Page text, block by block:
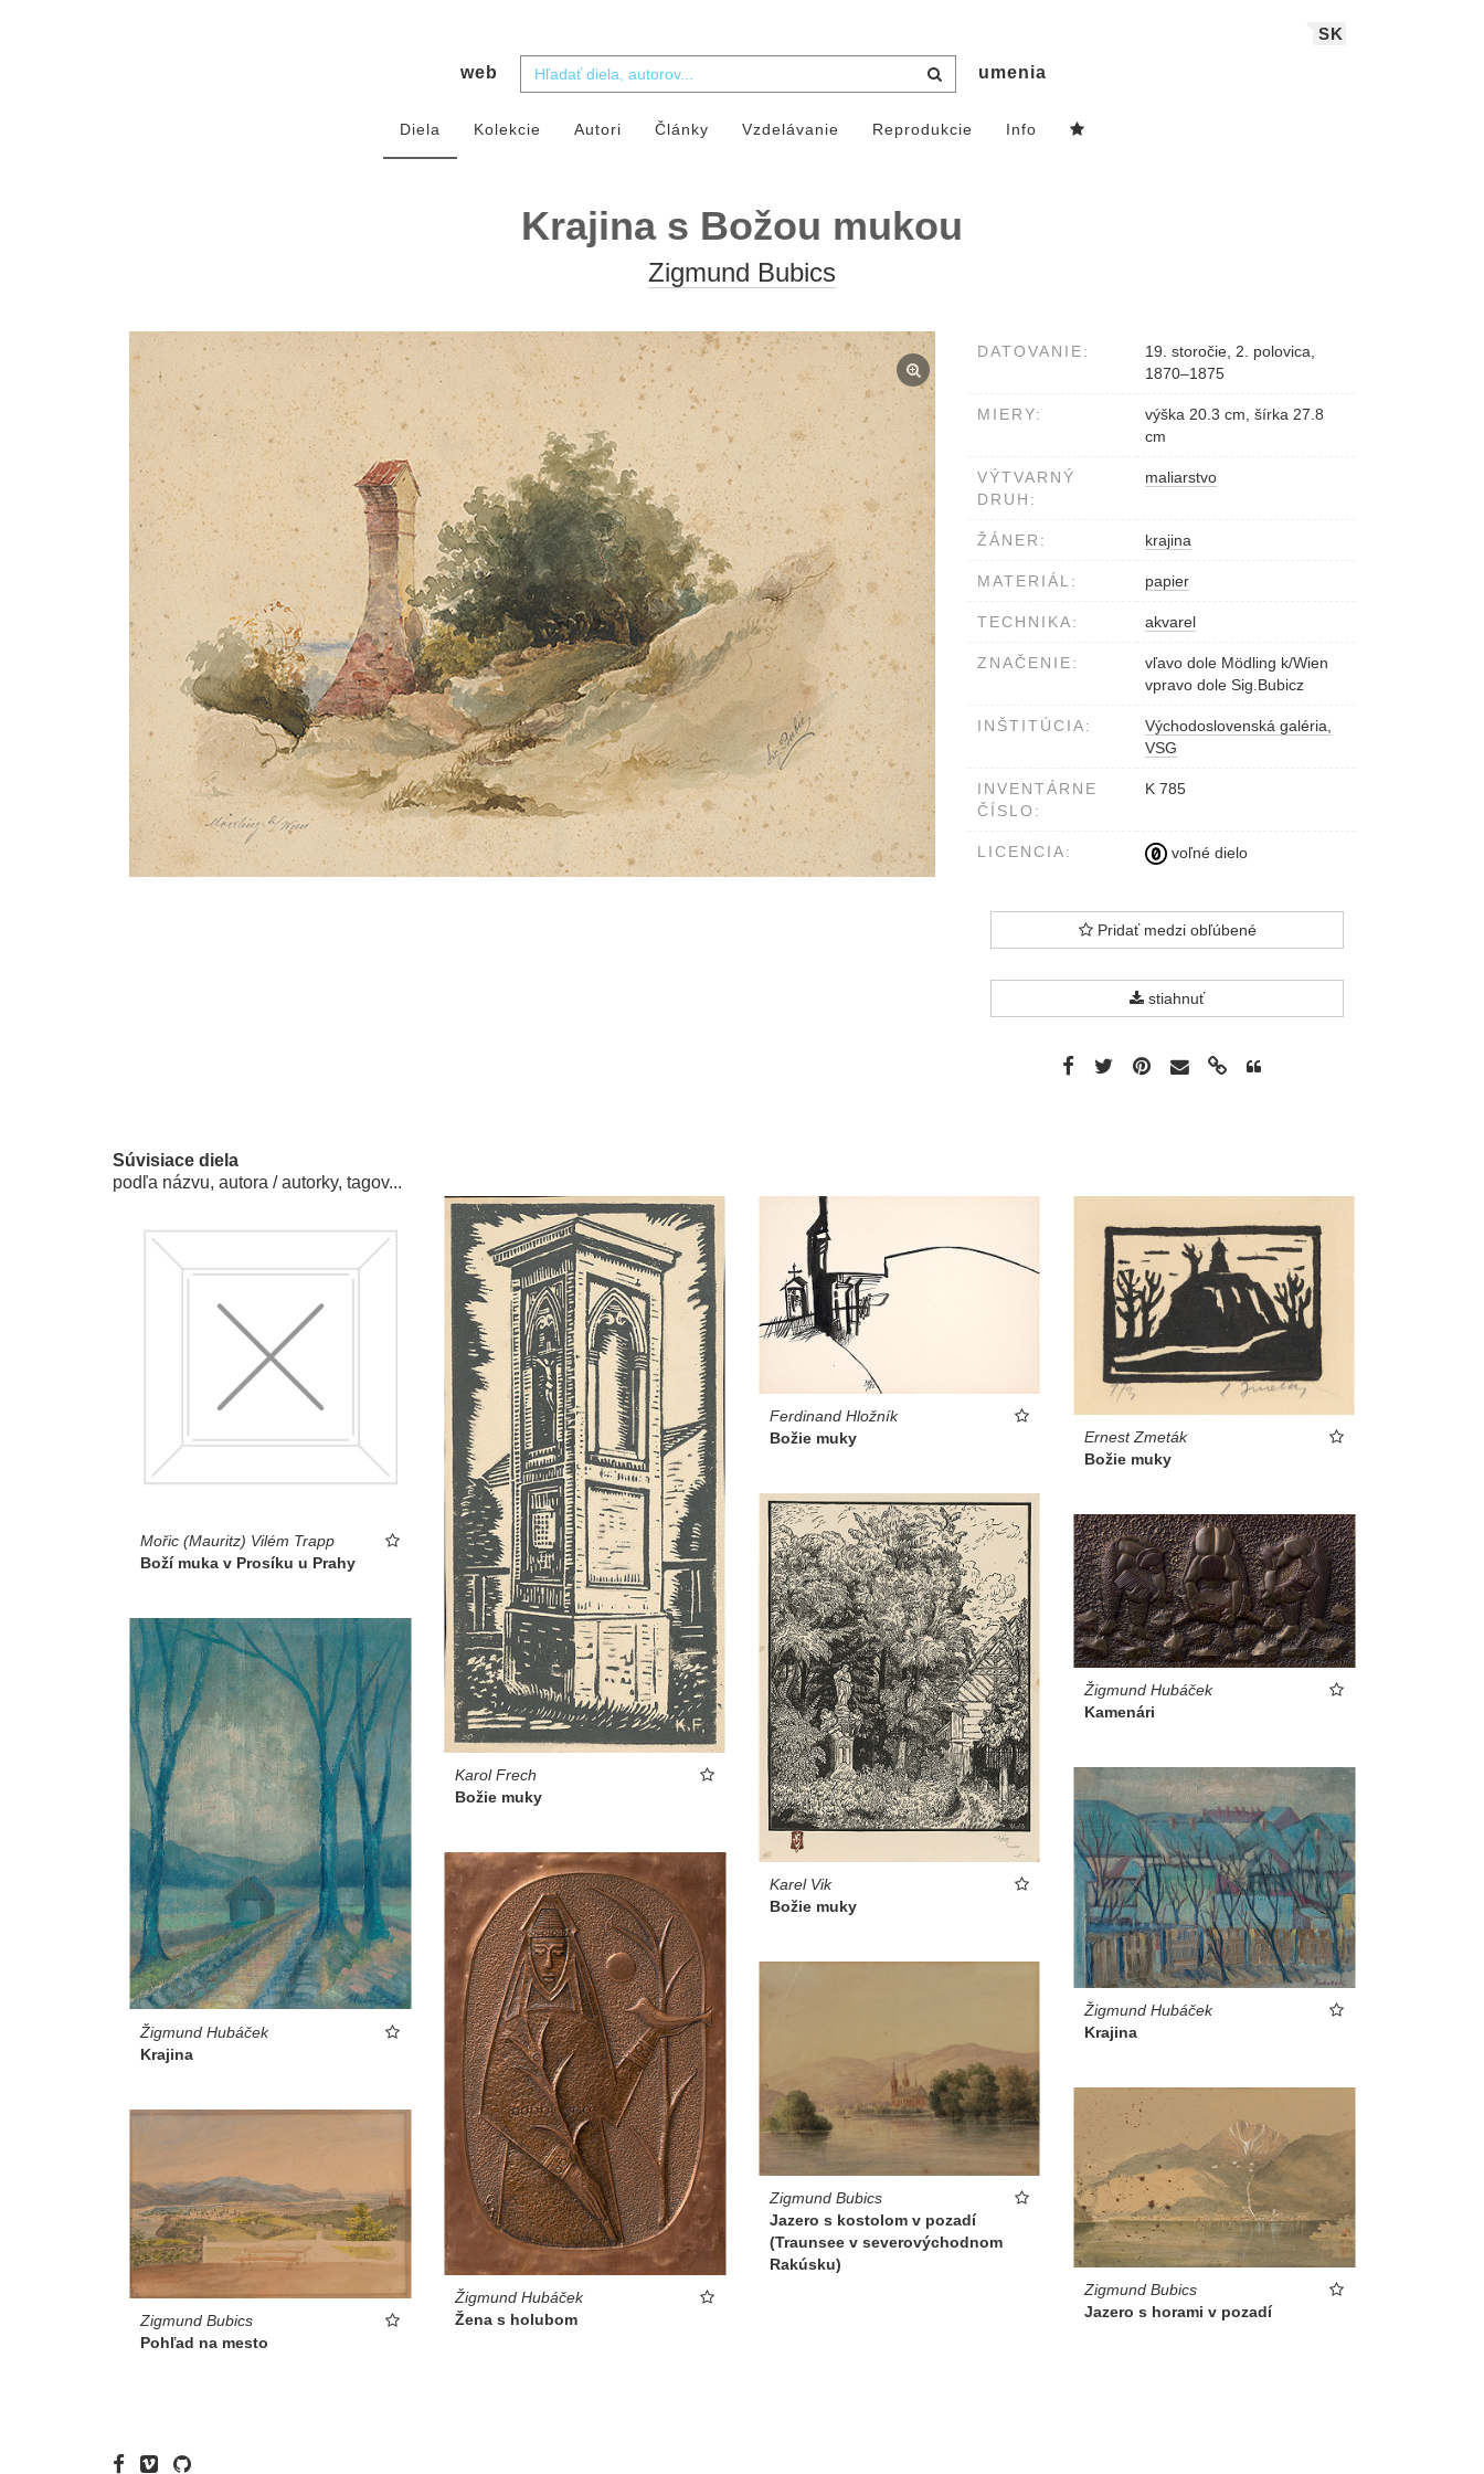
SK
web umenia
Diela Kolekcie Autori Články Vzdelávanie Reprodukcie Info
Krajina s Božou mukou
Zigmund Bubics
DATOVANIE:
19. storočie, 2. polovica,
1870–1875
MIERY:
výška 20.3 cm, šírka 27.8
cm
VÝTVARNÝ
DRUH:
maliarstvo
ŽÁNER: krajina
MATERIÁL: papier
TECHNIKA: akvarel
ZNAČENIE:
vľavo dole Mödling k/Wien
vpravo dole Sig.Bubicz
INŠTITÚCIA:
Východoslovenská galéria,
VSG
INVENTÁRNE
ČÍSLO:
K 785
LICENCIA: voľné dielo
Pridať medzi obľúbené
stiahnuť
Súvisiace diela
podľa názvu, autora / autorky, tagov...
Mořic (Mauritz) Vilém Trapp
Boží muka v Prosíku u Prahy
Karol Frech
Božie muky
Ferdinand Hložník
Božie muky
Ernest Zmeták
Božie muky
Karel Vik
Božie muky
Žigmund Hubáček
Kamenári
Žigmund Hubáček
Krajina
Žigmund Hubáček
Krajina
Žigmund Hubáček
Žena s holubom
Zigmund Bubics
Jazero s kostolom v pozadí
(Traunsee v severovýchodnom
Rakúsku)
Zigmund Bubics
Jazero s horami v pozadí
Zigmund Bubics
Pohľad na mesto